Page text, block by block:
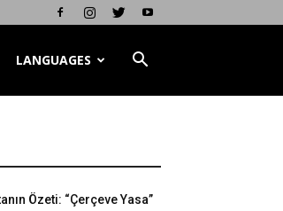
LANGUAGES
Özeti: “Çerçeve Yasa”